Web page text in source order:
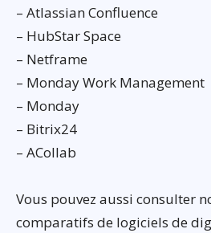
– Atlassian Confluence
– HubStar Space
– Netframe
– Monday Work Management
– Monday
– Bitrix24
– ACollab
Vous pouvez aussi consulter
comparatifs de logiciels de